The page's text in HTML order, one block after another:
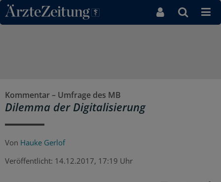
Direkt zum Inhaltsbereich
Kommentar – Umfrage des MB
Dilemma der Digitalisierung
Von Hauke Gerlof
Veröffentlicht: 14.12.2017, 17:19 Uhr